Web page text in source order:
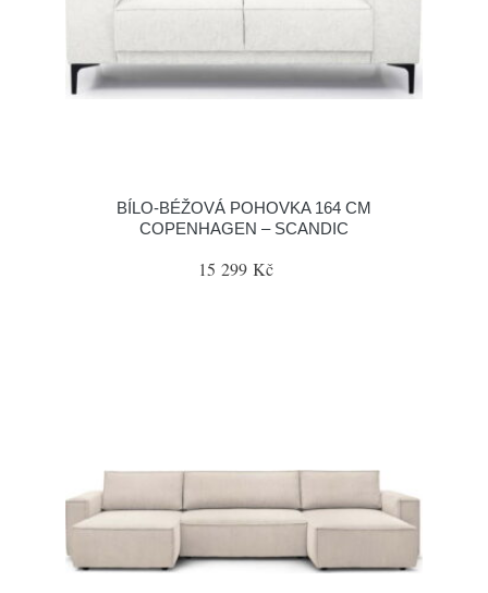
BÍLO-BÉŽOVÁ POHOVKA 164 CM
COPENHAGEN – SCANDIC
15 299 Kč